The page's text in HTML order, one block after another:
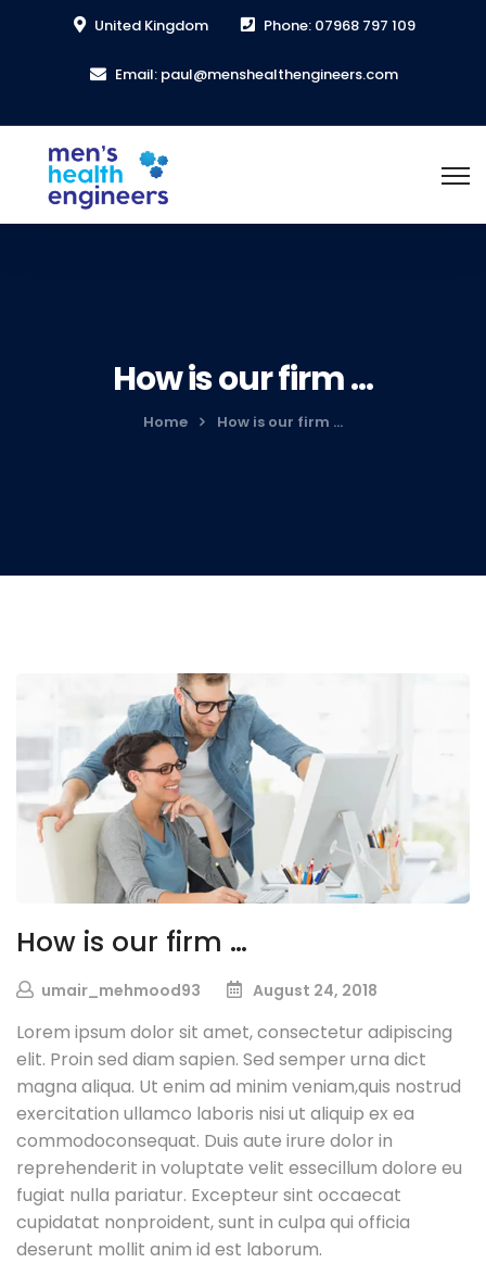
United Kingdom Phone: 07968 797 109
Email: paul@menshealthengineers.com
How is our firm …
Home How is our firm …
How is our firm …
umair_mehmood93 August 24, 2018
Lorem ipsum dolor sit amet, consectetur adipiscing
elit. Proin sed diam sapien. Sed semper urna dict
magna aliqua. Ut enim ad minim veniam,quis nostrud
exercitation ullamco laboris nisi ut aliquip ex ea
commodoconsequat. Duis aute irure dolor in
reprehenderit in voluptate velit essecillum dolore eu
fugiat nulla pariatur. Excepteur sint occaecat
cupidatat nonproident, sunt in culpa qui officia
deserunt mollit anim id est laborum.